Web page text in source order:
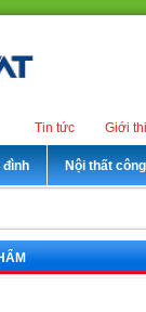
Giới
Tin tức
đình Nội thất